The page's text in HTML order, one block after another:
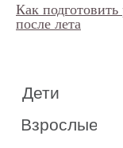
Как подготовить
после лета